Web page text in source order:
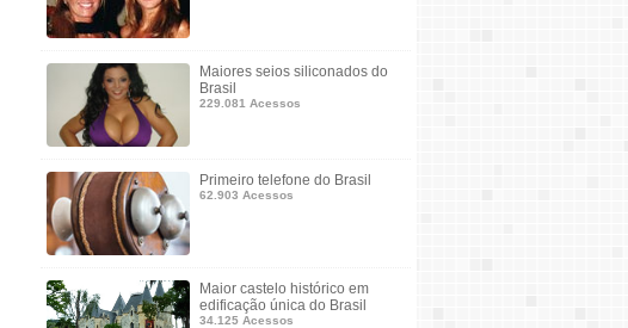
Maiores seios siliconados do
Brasil
229.081 Acessos
Primeiro telefone do Brasil
62.903 Acessos
Maior castelo histórico em
edificação única do Brasil
34.125 Acessos